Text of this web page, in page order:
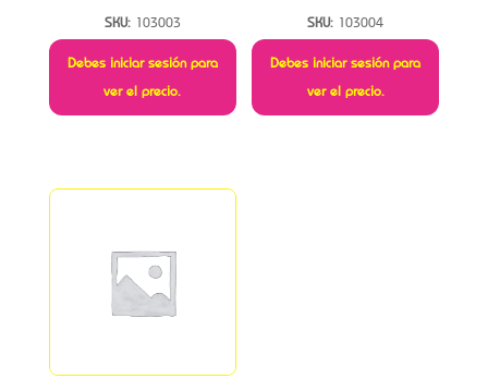
SKU: 103003
Debes iniciar sesión para
ver el precio.
SKU: 103004
Debes iniciar sesión para
ver el precio.